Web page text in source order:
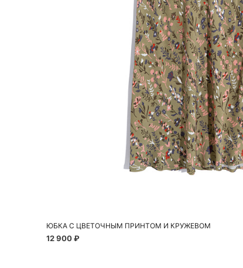
Добавить в корзину
ЮБКА С ЦВЕТОЧНЫМ ПРИНТОМ И КРУЖЕВОМ
12 900 ₽